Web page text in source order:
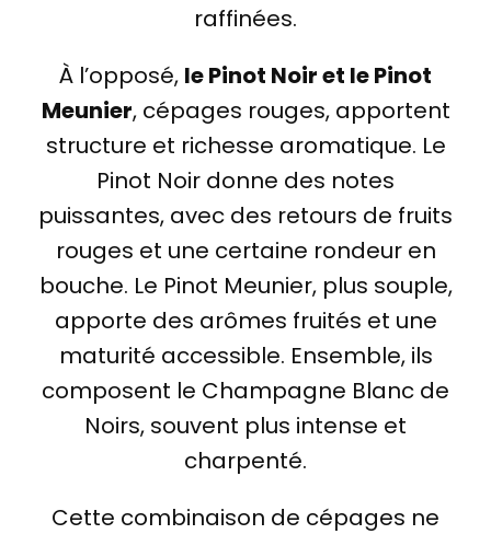
raffinées.
À l’opposé, le Pinot Noir et le Pinot
Meunier, cépages rouges, apportent
structure et richesse aromatique. Le
Pinot Noir donne des notes
puissantes, avec des retours de fruits
rouges et une certaine rondeur en
bouche. Le Pinot Meunier, plus souple,
apporte des arômes fruités et une
maturité accessible. Ensemble, ils
composent le Champagne Blanc de
Noirs, souvent plus intense et
charpenté.
Cette combinaison de cépages ne